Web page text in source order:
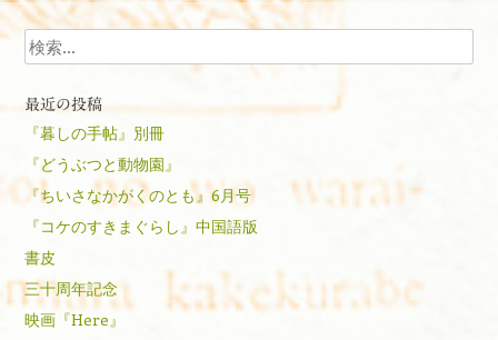
検索
最近の投稿
『暮しの手帖』別冊
『どうぶつと動物園』
『ちいさなかがくのとも』6月号
『コケのすきまぐらし』中国語版
書皮
三十周年記念
映画『Here』